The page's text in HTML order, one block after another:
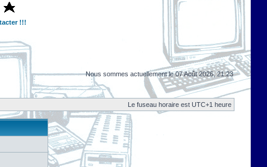
!!!
Nous sommes actuellement le 07 Août 2026, 21:23
Le fuseau horaire est UTC+1 heure